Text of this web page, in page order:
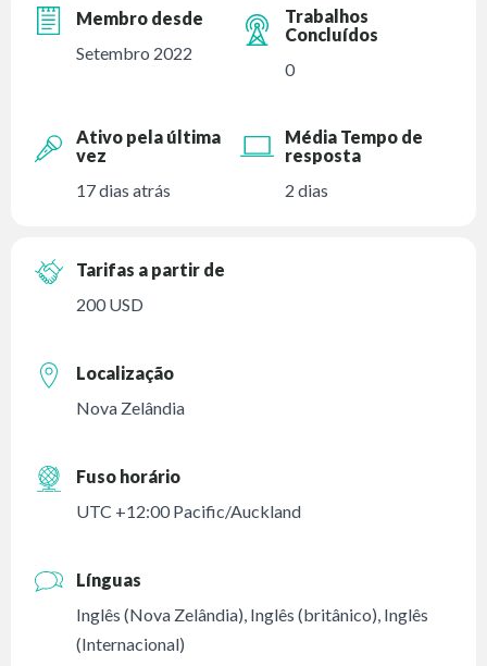
Membro desde
Setembro 2022
Trabalhos
Concluídos
0
Ativo pela última
vez
17 dias atrás
Média Tempo de
resposta
2 dias
Tarifas a partir de
200 USD
Localização
Nova Zelândia
Fuso horário
UTC +12:00 Pacific/Auckland
Línguas
Inglês (Nova Zelândia), Inglês (britânico), Inglês
(Internacional)